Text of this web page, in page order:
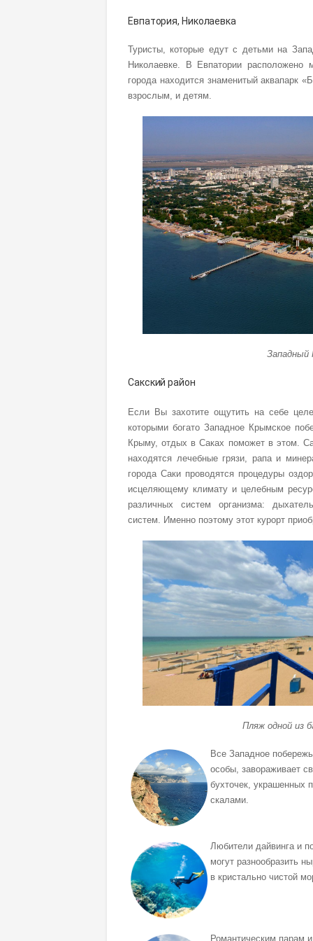
Евпатория, Николаевка
Туристы, которые едут с детьми на
Николаевке. В Евпатории расположено
города находится знаменитый аквапарк
взрослым, и детям.
Сакский район
Если Вы захотите ощутить на себе
которыми богато Западное Крымское
Крыму, отдых в Саках поможет в этом.
находятся лечебные грязи, рапа и
города Саки проводятся процедуры
исцеляющему климату и целебным
различных систем организма:
систем. Именно поэтому этот курорт
Пляж одной из
Все Западное
особы, завораживает
бухточек, украшенных
скалами.
Любители дайвинга и
могут разнообразить
в кристально чистой
Романтическим парам